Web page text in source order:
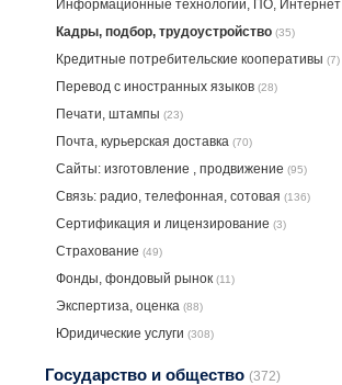
Информационные технологии, ПО, Интернет
Кадры, подбор, трудоустройство (35)
Кредитные потребительские кооперативы (7)
Перевод с иностранных языков (28)
Печати, штампы (23)
Почта, курьерская доставка (70)
Сайты: изготовление , продвижение (95)
Связь: радио, телефонная, сотовая (136)
Сертификация и лицензирование (3)
Страхование (49)
Фонды, фондовый рынок (11)
Экспертиза, оценка (88)
Юридические услуги (308)
Государство и общество (372)